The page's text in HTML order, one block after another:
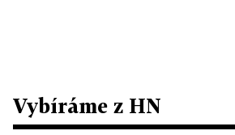
Vybíráme z HN